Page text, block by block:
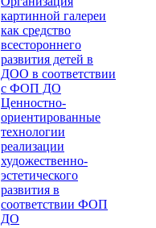
картинной галереи
как средство
всестороннего
развития детей в
ДОО в соответствии
с ФОП ДО
Ценностно-
ориентированные
технологии
реализации
художественно-
эстетического
развития в
соответствии ФОП
ДО